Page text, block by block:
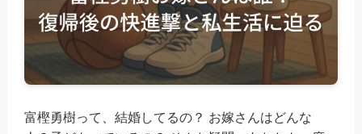
富樫勇樹って、結婚してるの？ お嫁さんはどんな